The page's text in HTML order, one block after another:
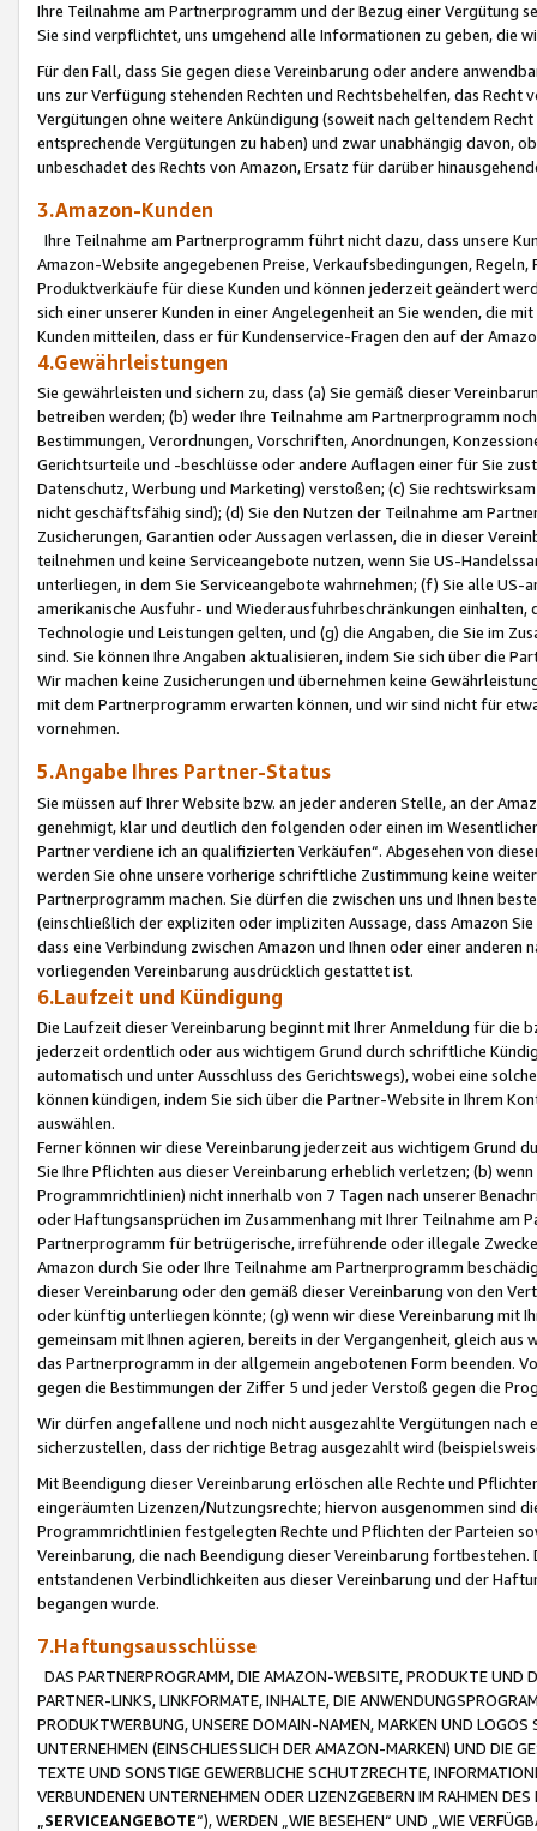
Ihre Teilnahme am Partnerprogramm und der Bezug einer Vergütung
Sie sind verpflichtet, uns umgehend alle Informationen zu geben, die
Für den Fall, dass Sie gegen diese Vereinbarung oder andere
uns zur Verfügung stehenden Rechten und Rechtsbehelfen, das
Vergütungen ohne weitere Ankündigung (soweit nach geltendem
entsprechende Vergütungen zu haben) und zwar unabhängig davon,
unbeschadet des Rechts von Amazon, Ersatz für darüber
3.Amazon-Kunden
Ihre Teilnahme am Partnerprogramm führt nicht dazu, dass unsere
Amazon-Website angegebenen Preise, Verkaufsbedingungen,
Produktverkäufe für diese Kunden und können jederzeit geändert
sich einer unserer Kunden in einer Angelegenheit an Sie wenden, die
Kunden mitteilen, dass er für Kundenservice-Fragen den auf der
4.Gewährleistungen
Sie gewährleisten und sichern zu, dass (a) Sie gemäß dieser
betreiben werden; (b) weder Ihre Teilnahme am Partnerprogramm
Bestimmungen, Verordnungen, Vorschriften, Anordnungen,
Gerichtsurteile und -beschlüsse oder andere Auflagen einer für Sie
Datenschutz, Werbung und Marketing) verstoßen; (c) Sie
nicht geschäftsfähig sind); (d) Sie den Nutzen der Teilnahme am
Zusicherungen, Garantien oder Aussagen verlassen, die in dieser
teilnehmen und keine Serviceangebote nutzen, wenn Sie US-
unterliegen, in dem Sie Serviceangebote wahrnehmen; (f) Sie alle
amerikanische Ausfuhr- und Wiederausfuhrbeschränkungen
Technologie und Leistungen gelten, und (g) die Angaben, die Sie im
sind. Sie können Ihre Angaben aktualisieren, indem Sie sich über die
Wir machen keine Zusicherungen und übernehmen keine
mit dem Partnerprogramm erwarten können, und wir sind nicht für
vornehmen.
5.Angabe Ihres Partner-Status
Sie müssen auf Ihrer Website bzw. an jeder anderen Stelle, an der
genehmigt, klar und deutlich den folgenden oder einen im
Partner verdiene ich an qualifizierten Verkäufen“. Abgesehen von
werden Sie ohne unsere vorherige schriftliche Zustimmung keine
Partnerprogramm machen. Sie dürfen die zwischen uns und Ihnen
(einschließlich der expliziten oder impliziten Aussage, dass Amazon
dass eine Verbindung zwischen Amazon und Ihnen oder einer
vorliegenden Vereinbarung ausdrücklich gestattet ist.
6.Laufzeit und Kündigung
Die Laufzeit dieser Vereinbarung beginnt mit Ihrer Anmeldung für die
jederzeit ordentlich oder aus wichtigem Grund durch schriftliche
automatisch und unter Ausschluss des Gerichtswegs), wobei eine
können kündigen, indem Sie sich über die Partner-Website in Ihrem
auswählen.
Ferner können wir diese Vereinbarung jederzeit aus wichtigem Grund
Sie Ihre Pflichten aus dieser Vereinbarung erheblich verletzen; (b)
Programmrichtlinien) nicht innerhalb von 7 Tagen nach unserer
oder Haftungsansprüchen im Zusammenhang mit Ihrer Teilnahme am
Partnerprogramm für betrügerische, irreführende oder illegale
Amazon durch Sie oder Ihre Teilnahme am Partnerprogramm
dieser Vereinbarung oder den gemäß dieser Vereinbarung von den
oder künftig unterliegen könnte; (g) wenn wir diese Vereinbarung mit
gemeinsam mit Ihnen agieren, bereits in der Vergangenheit, gleich
das Partnerprogramm in der allgemein angebotenen Form beenden.
gegen die Bestimmungen der Ziffer 5 und jeder Verstoß gegen die
Wir dürfen angefallene und noch nicht ausgezahlte Vergütungen
sicherzustellen, dass der richtige Betrag ausgezahlt wird
Mit Beendigung dieser Vereinbarung erlöschen alle Rechte und
eingeräumten Lizenzen/Nutzungsrechte; hiervon ausgenommen sind
Programmrichtlinien festgelegten Rechte und Pflichten der Parteien
Vereinbarung, die nach Beendigung dieser Vereinbarung
entstandenen Verbindlichkeiten aus dieser Vereinbarung und der
begangen wurde.
7.Haftungsausschlüsse
DAS PARTNERPROGRAMM, DIE AMAZON-WEBSITE, PRODUKTE UND
PARTNER-LINKS, LINKFORMATE, INHALTE, DIE
PRODUKTWERBUNG, UNSERE DOMAIN-NAMEN, MARKEN UND
UNTERNEHMEN (EINSCHLIESSLICH DER AMAZON-MARKEN) UND DIE
TEXTE UND SONSTIGE GEWERBLICHE SCHUTZRECHTE,
VERBUNDENEN UNTERNEHMEN ODER LIZENZGEBERN IM RAHMEN
SERVICEANGEBOTE“), WERDEN „WIE BESEHEN“ UND „WIE